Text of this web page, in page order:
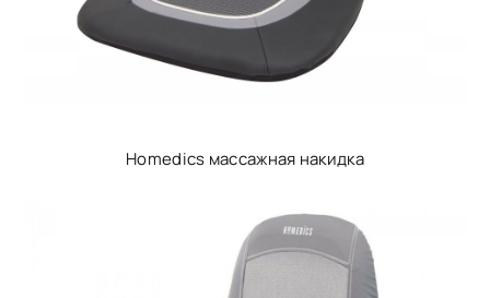
Homedics массажная накидка